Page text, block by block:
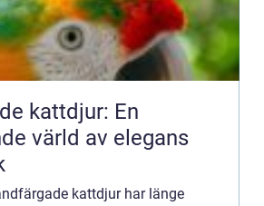
kattdjur: En
värld av elegans
kattdjur har länge